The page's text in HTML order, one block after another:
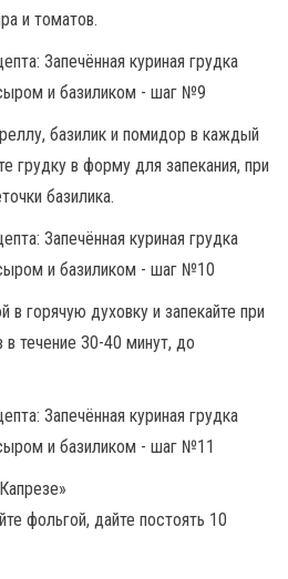
и томатов.
базилик и помидор в каждый
грудку в форму для запекания, при
базилика.
в горячую духовку и запекайте при
течение 30-40 минут, до
фольгой, дайте постоять 10